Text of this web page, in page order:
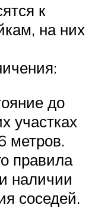
к
на них
до
участках
метров.
правила
наличии
соседей.